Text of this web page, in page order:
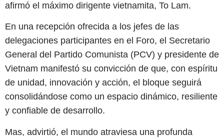
afirmó el máximo dirigente vietnamita, To Lam.
En una recepción ofrecida a los jefes de las
delegaciones participantes en el Foro, el Secretario
General del Partido Comunista (PCV) y presidente de
Vietnam manifestó su convicción de que, con espíritu
de unidad, innovación y acción, el bloque seguirá
consolidándose como un espacio dinámico, resiliente
y confiable de desarrollo.
Mas, advirtió, el mundo atraviesa una profunda